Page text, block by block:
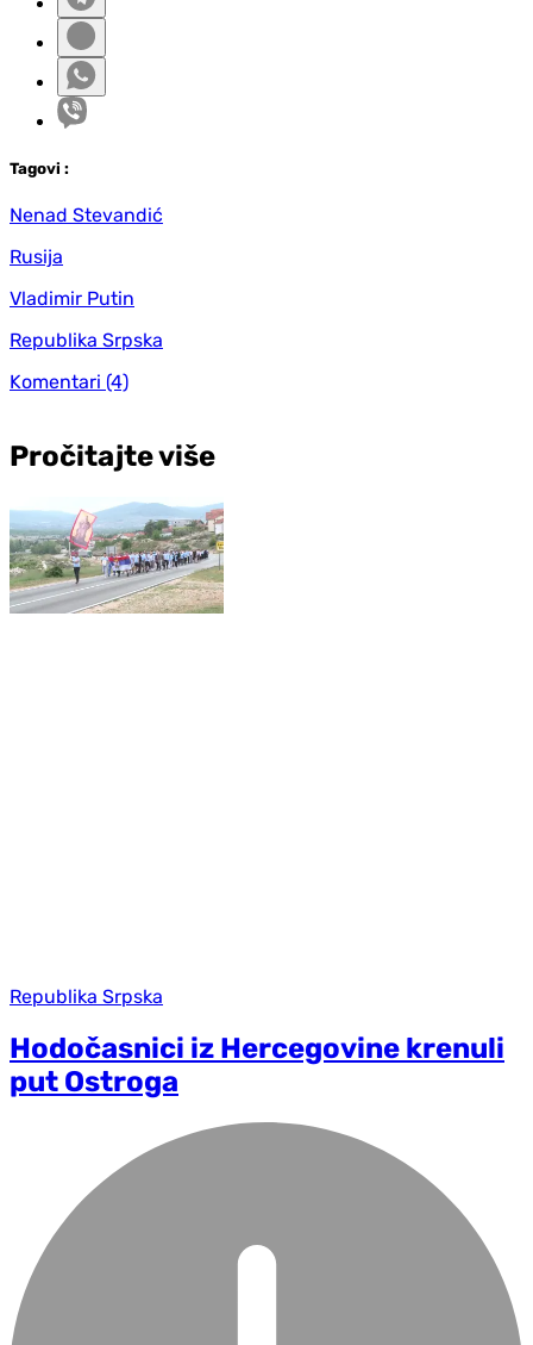
Tagovi :
Nenad Stevandić
Rusija
Vladimir Putin
Republika Srpska
Komentari (4)
Pročitajte više
Republika Srpska
Hodočasnici iz Hercegovine krenuli
put Ostroga